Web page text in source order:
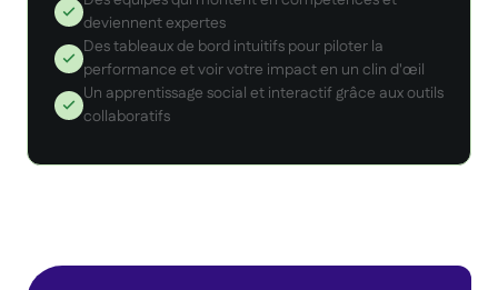
deviennent expertes
Des tableaux de bord intuitifs pour piloter la
performance et voir votre impact en un clin d'œil
Un apprentissage social et interactif grâce aux outils
collaboratifs